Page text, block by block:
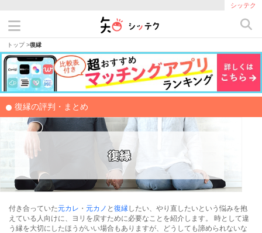
シッテク
トップ>復縁
復縁の評判・まとめ
付き合っていた元カレ ・ 元カノ と 復縁したい、やり直したいという悩みを抱
えている人向けに、ヨリを戻すために必要なことを紹介します。 時として違
う縁を大切にしたほうがいい場合もありますが、どうしても諦められないな